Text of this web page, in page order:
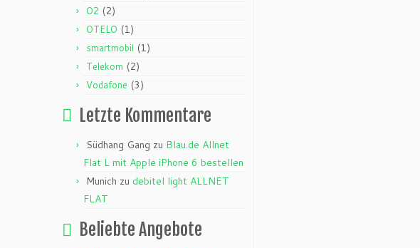
O2 (2)
OTELO (1)
smartmobil (1)
Telekom (2)
Vodafone (3)
Letzte Kommentare
Südhang Gang zu Blau.de Allnet
Flat L mit Apple iPhone 6 bestellen
Munich zu debitel light ALLNET
FLAT
Beliebte Angebote